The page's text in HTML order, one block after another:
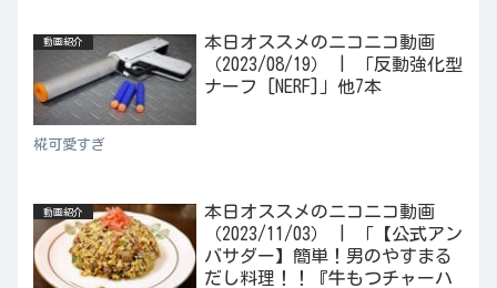
動画紹介
本日オススメのニコニコ動画
（2023/08/19） | 「反動強化型
ナーフ [NERF]」他7本
椛可愛すぎ
動画紹介
本日オススメのニコニコ動画
（2023/11/03） | 「【公式アン
バサダー】簡単！男のやすまる
だし料理！！『牛もつチャーハ